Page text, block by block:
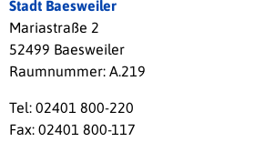
Stadt Baesweiler
Mariastraße 2
52499 Baesweiler
Raumnummer: A.219
Tel: 02401 800-220
Fax: 02401 800-117